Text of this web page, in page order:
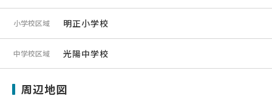
小学校区域 明正小学校
中学校区域 光陽中学校
周辺地図